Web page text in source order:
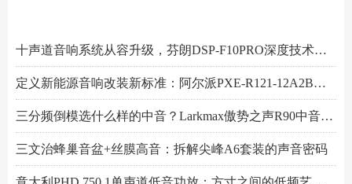
三文治蜂巢音盆+丝膜高音：拆解尖峰A6套装的声音密码